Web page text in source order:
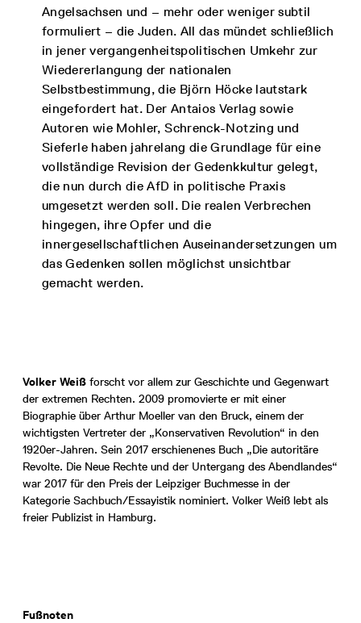
Angelsachsen und – mehr oder weniger subtil
formuliert – die Juden. All das mündet schließlich
in jener vergangenheitspolitischen Umkehr zur
Wiedererlangung der nationalen
Selbstbestimmung, die Björn Höcke lautstark
eingefordert hat. Der Antaios Verlag sowie
Autoren wie Mohler, Schrenck-Notzing und
Sieferle haben jahrelang die Grundlage für eine
vollständige Revision der Gedenkkultur gelegt,
die nun durch die AfD in politische Praxis
umgesetzt werden soll. Die realen Verbrechen
hingegen, ihre Opfer und die
innergesellschaftlichen Auseinandersetzungen um
das Gedenken sollen möglichst unsichtbar
gemacht werden.
Volker Weiß forscht vor allem zur Geschichte und Gegenwart
der extremen Rechten. 2009 promovierte er mit einer
Biographie über Arthur Moeller van den Bruck, einem der
wichtigsten Vertreter der „Konservativen Revolution“ in den
1920er-Jahren. Sein 2017 erschienenes Buch „Die autoritäre
Revolte. Die Neue Rechte und der Untergang des Abendlandes“
war 2017 für den Preis der Leipziger Buchmesse in der
Kategorie Sachbuch/Essayistik nominiert. Volker Weiß lebt als
freier Publizist in Hamburg.
Fußnoten